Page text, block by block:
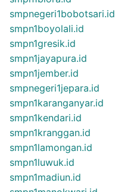
smpnegeri1bobotsari.id
smpn1boyolali.id
smpn1gresik.id
smpn1jayapura.id
smpn1jember.id
smpnegeri1jepara.id
smpn1karanganyar.id
smpn1kendari.id
smpn1kranggan.id
smpn1lamongan.id
smpn1luwuk.id
smpn1madiun.id